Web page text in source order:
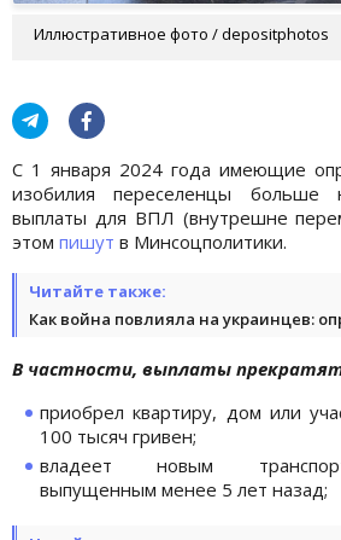
Иллюстративное фото / depositphotos
С 1 января 2024 года имеющие
изобилия переселенцы больше
выплаты для ВПЛ (внутрешне
этом пишут в Минсоцполитики.
Читайте также:
Как война повлияла на украинцев:
В частности, выплаты
приобрел квартиру, дом или
100 тысяч гривен;
владеет новым
выпущенным менее 5 лет назад;